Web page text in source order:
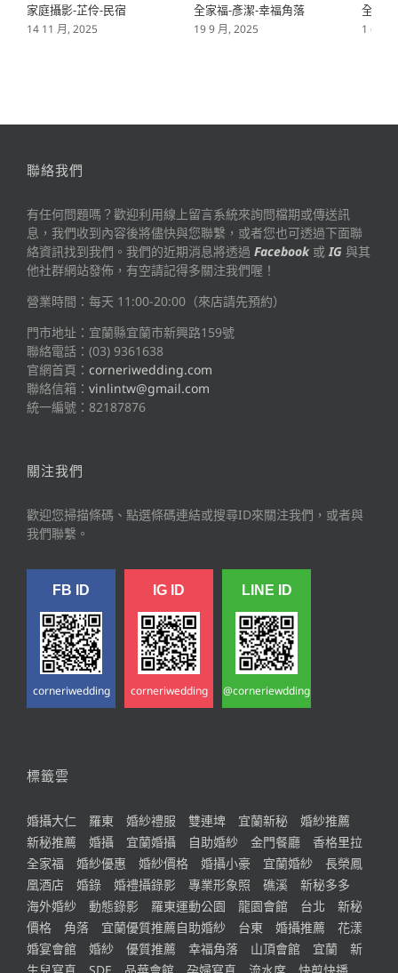
家庭攝影-芷伶-民宿
14 11 月, 2025
全家福-彥潔-幸福角落
19 9 月, 2025
全家
1 6 月,
聯絡我們
有任何問題嗎？歡迎利用線上留言系統來詢問檔期或傳送訊
息，我們收到內容後將儘快與您聯繫，或者您也可透過下面聯
絡資訊找到我們。我們的近期消息將透過 Facebook或IG 與其
他社群網站發佈，有空請記得多關注我們喔！
營業時間：每天 11:00-20:00（來店請先預約）
門市地址：宜蘭縣宜蘭市新興路159號
聯絡電話：(03) 9361638
官網首頁： corneriwedding.com
聯絡信箱： vinlintw@gmail.com
統一編號：82187876
關注我們
歡迎您掃描條碼、點選條碼連結或搜尋ID來關注我們，或者與
我們聯繫。
FB ID
corneriwedding
IG ID
corneriwedding
LINE ID
@corneriewdding
標籤雲
婚攝大仁 羅東 婚紗禮服 雙連埤 宜蘭新秘
婚紗推薦
新秘推薦
婚攝 宜蘭婚攝 自助婚紗 金門餐廳
香格里拉
全家福
婚紗優惠 婚紗價格 婚攝小豪 宜蘭婚紗
長榮鳳
凰酒店
婚錄 婚禮攝錄影 專業形象照 礁溪
新秘多多
海外婚紗
動態錄影 羅東運動公園 龍園會館 台北
新秘
價格
角落 宜蘭優質推薦自助婚紗 台東 婚攝推薦
花漾
婚宴會館
婚紗 優質推薦 幸福角落 山頂會館 宜蘭
新